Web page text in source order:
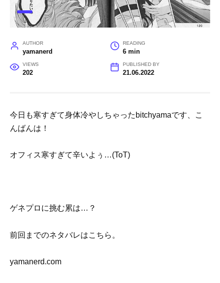
AUTHOR
yamanerd
READING
6 min
VIEWS
202
PUBLISHED BY
21.06.2022
今日も寒すぎて身体冷やしちゃったbitchyamaです、こ
んばんは！
オフィス寒すぎて辛いよぅ…(ToT)
ゲネプロに挑む累は…？
前回までのネタバレはこちら。
yamanerd.com